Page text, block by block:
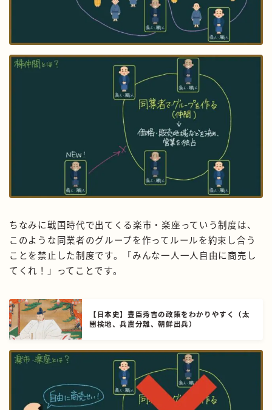
ちなみに戦国時代で出てくる楽市・楽座っていう制度は、
このような同業者のグループを作ってルールを約束し合う
ことを禁止した制度です。「みんな一人一人自由に商売し
てくれ！」ってことです。
【日本史】豊臣秀吉の政策をわかりやすく（太
閤検地、兵農分離、朝鮮出兵）